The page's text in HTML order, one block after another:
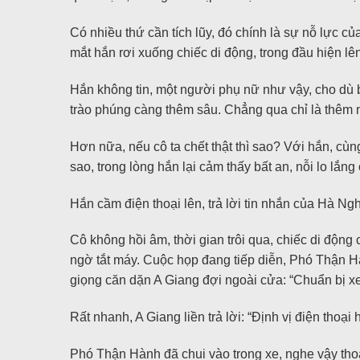
Có nhiều thứ cần tích lũy, đó chính là sự nỗ lực
mắt hắn rơi xuống chiếc di động, trong đầu hiện
Hắn không tin, một người phụ nữ như vậy, cho
trào phúng càng thêm sâu. Chẳng qua chỉ là
Hơn nữa, nếu cô ta chết thật thì sao? Với hắn,
sao, trong lòng hắn lại cảm thấy bất an, nỗi lo
Hắn cầm điện thoại lên, trả lời tin nhắn của Hà
Cô không hồi âm, thời gian trôi qua, chiếc di
ngờ tắt máy. Cuộc họp đang tiếp diễn, Phó Thận
giọng căn dặn A Giang đợi ngoài cửa: “Chuẩn bị
Rất nhanh, A Giang liền trả lời: “Định vị điện
Phó Thận Hành đã chui vào trong xe, nghe vậy